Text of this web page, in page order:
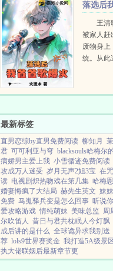
昧江山，
落选后
王清
被家人赶
废物身上
统。从此
人对他的
最新标签
直男恋综by直男免费阅读 柳知月
君 可可利亚与穹 blacksouls哈梅尔
病娇男主爱上我 小雪循迹免费阅读
攻成万人迷受 岁月无声2姐3宝 在
读 电视剧炽热吻戏在第几集 哈梅
婚妻悔疯了大结局 赫先生英文 妹
免费 马嵬驿兵变是怎么回事 听说
爱攻略游戏 情纯萌妹 美味总监 周
尔吹笛人 昔日与君共枕眠人今灯飘
成后讲的是什么 全球诡异求我别送
荐 lols9世界赛奖金 我打造5A级景
执大佬联姻后最新章节更